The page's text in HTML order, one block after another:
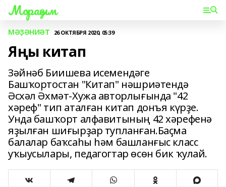
Мораҙым
МӘҘӘНИӘТ 26 ОКТЯБРЯ 2020, 05:39
Яңы китап
Зәйнәб Биишева исемендәге
Башҡортостан "Китап" нәшриәтендә
Әсхәл Әхмәт-Хужа авторлығында "42
хәреф" тип аталған китап донъя күрҙе.
Унда башҡорт алфавитының 42 хәрефенә
яҙылған шиғырҙар тупланған.Баҫма
балалар баҡсаһы һәм башланғыс класс
уҡыусылары, педагогтар өсөн бик ҡулай.